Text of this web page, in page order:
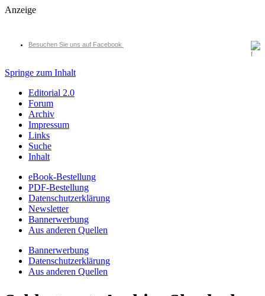
Anzeige
Besuchen Sie uns auf Facebook
Springe zum Inhalt
Editorial 2.0
Forum
Archiv
Impressum
Links
Suche
Inhalt
eBook-Bestellung
PDF-Bestellung
Datenschutzerklärung
Newsletter
Bannerwerbung
Aus anderen Quellen
Bannerwerbung
Datenschutzerklärung
Aus anderen Quellen